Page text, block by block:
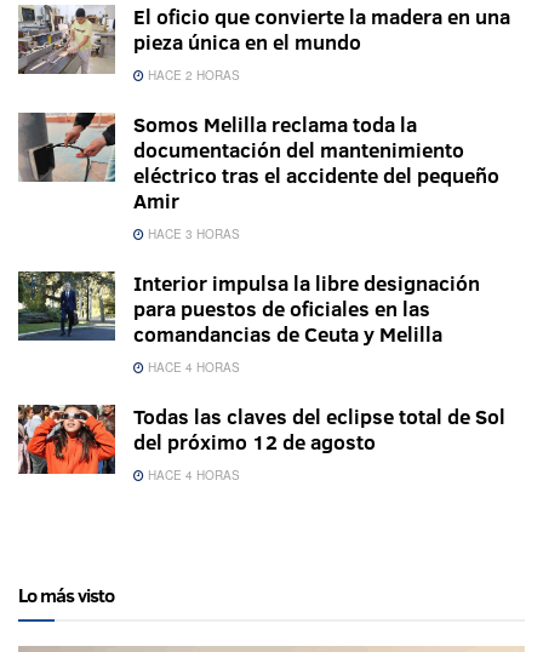
El oficio que convierte la madera en una
pieza única en el mundo
HACE 2 HORAS
Somos Melilla reclama toda la
documentación del mantenimiento
eléctrico tras el accidente del pequeño
Amir
HACE 3 HORAS
Interior impulsa la libre designación
para puestos de oficiales en las
comandancias de Ceuta y Melilla
HACE 4 HORAS
Todas las claves del eclipse total de Sol
del próximo 12 de agosto
HACE 4 HORAS
Lo más visto